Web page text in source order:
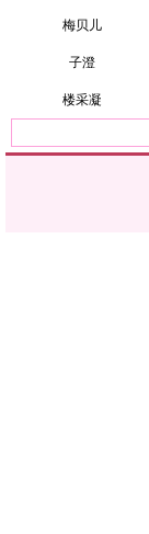
梅贝儿
子澄
楼采凝